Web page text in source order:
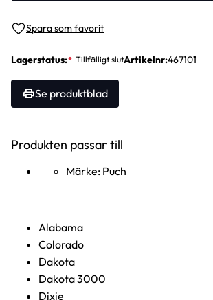
Lägg till i favoriter
Lagerstatus Artikelnr 467101
Se produktblad
Produkten passar till
Märke: Puch
Alabama
Colorado
Dakota
Dakota 3000
Dixie